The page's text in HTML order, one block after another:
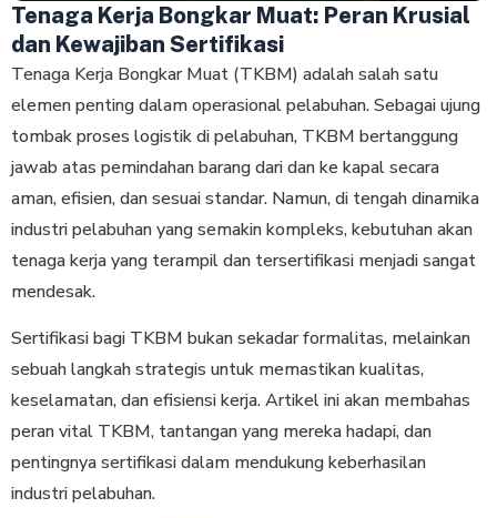
Tenaga Kerja Bongkar Muat: Peran Krusial
dan Kewajiban Sertifikasi
Tenaga Kerja Bongkar Muat (TKBM) adalah salah satu
elemen penting dalam operasional pelabuhan. Sebagai ujung
tombak proses logistik di pelabuhan, TKBM bertanggung
jawab atas pemindahan barang dari dan ke kapal secara
aman, efisien, dan sesuai standar. Namun, di tengah dinamika
industri pelabuhan yang semakin kompleks, kebutuhan akan
tenaga kerja yang terampil dan tersertifikasi menjadi sangat
mendesak.
Sertifikasi bagi TKBM bukan sekadar formalitas, melainkan
sebuah langkah strategis untuk memastikan kualitas,
keselamatan, dan efisiensi kerja. Artikel ini akan membahas
peran vital TKBM, tantangan yang mereka hadapi, dan
pentingnya sertifikasi dalam mendukung keberhasilan
industri pelabuhan.